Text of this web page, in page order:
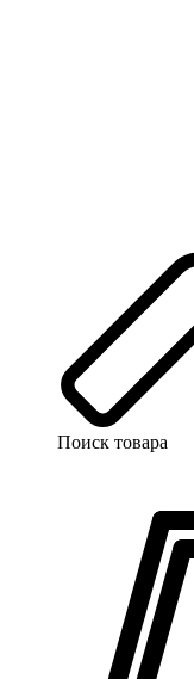
Поиск товара